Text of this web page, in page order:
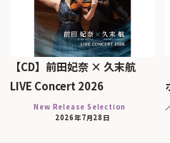
【CD】前田妃奈 × 久末航
LIVE Concert 2026
New Release Selection
2026年7月28日